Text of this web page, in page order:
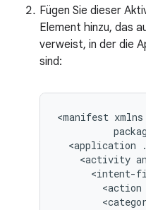
Fügen Sie dieser
Element hinzu, das
verweist, in der die
sind:
<manifest
<application
<activity
<action